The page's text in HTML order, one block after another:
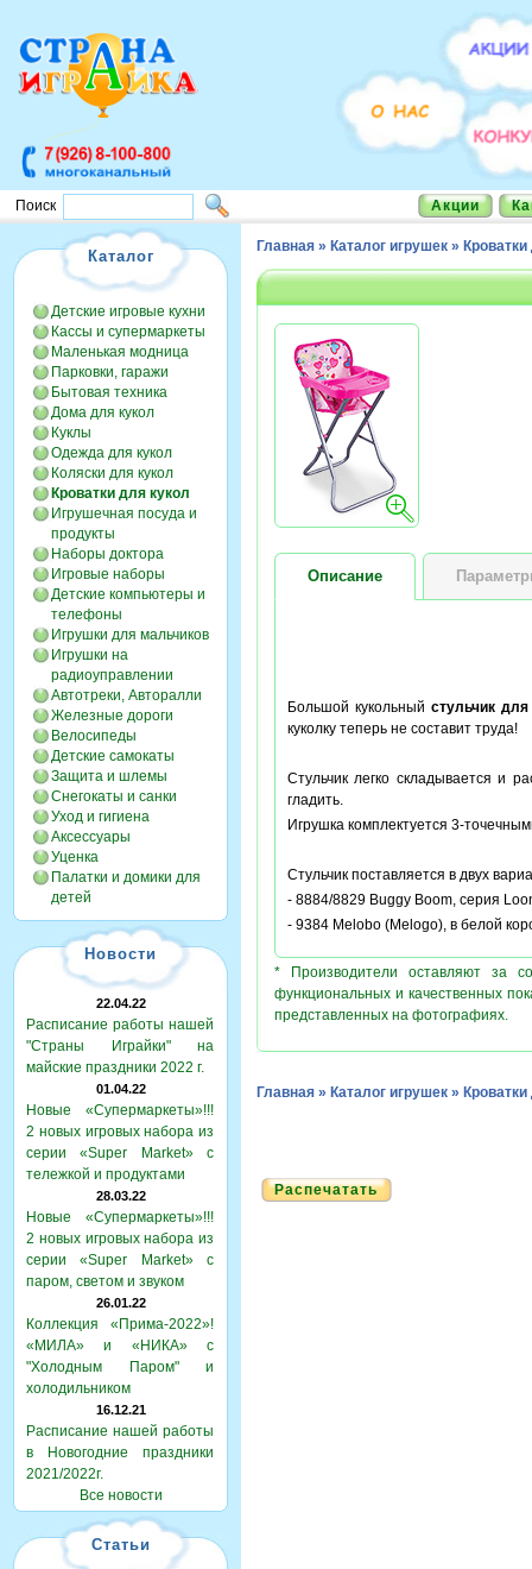
Поиск Акции
Каталог
Детские игровые кухни
Кассы и супермаркеты
Маленькая модница
Парковки, гаражи
Бытовая техника
Дома для кукол
Куклы
Одежда для кукол
Коляски для кукол
Кроватки для кукол
Игрушечная посуда и
продукты
Наборы доктора
Игровые наборы
Детские компьютеры и
телефоны
Игрушки для мальчиков
Игрушки на
радиоуправлении
Автотреки, Авторалли
Железные дороги
Велосипеды
Детские самокаты
Защита и шлемы
Снегокаты и санки
Уход и гигиена
Аксессуары
Уценка
Палатки и домики для
детей
Новости
22.04.22
Расписание работы нашей
"Страны Играйки" на
майские праздники 2022 г.
01.04.22
Новые «Супермаркеты»!!!
2 новых игровых набора из
серии «Super Market» с
тележкой и продуктами
28.03.22
Новые «Супермаркеты»!!!
2 новых игровых набора из
серии «Super Market» с
паром, светом и звуком
26.01.22
Коллекция «Прима-2022»!
«МИЛА» и «НИКА» с
"Холодным Паром" и
холодильником
16.12.21
Расписание нашей работы
в Новогодние праздники
2021/2022г.
Все новости
Статьи
Главная » Каталог игрушек »
Описание
Большой кукольный стульчик
куколку теперь не составит труда!
Стульчик легко складывается и
гладить.
Игрушка комплектуется 3-
Стульчик поставляется в двух
- 8884/8829 Buggy Boom, серия
- 9384 Melobo (Melogo), в белой
* Производители оставляют за
функциональных и качественных
представленных на фотографиях.
Главная » Каталог игрушек »
Распечатать